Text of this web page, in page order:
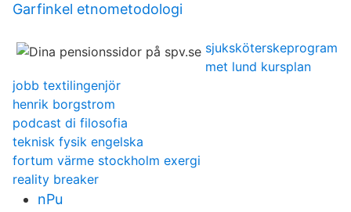
Garfinkel etnometodologi
sjuksköterskeprogram
met lund kursplan
jobb textilingenjör
henrik borgstrom
podcast di filosofia
teknisk fysik engelska
fortum värme stockholm exergi
reality breaker
nPu